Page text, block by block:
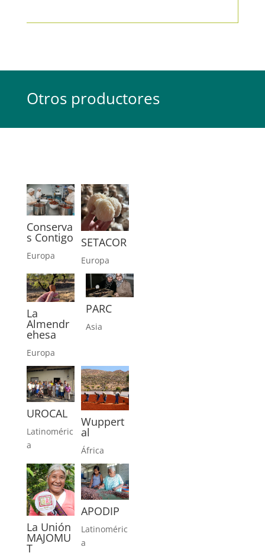
Otros productores
Conserva
s Contigo
Europa
SETACOR
Europa
La
Almendr
ehesa
Europa
PARC
Asia
UROCAL
Latinoméric
a
Wuppert
al
África
La Unión
MAJOMU
T
APODIP
Latinoméric
a